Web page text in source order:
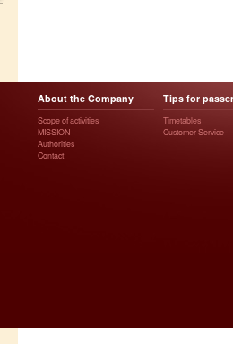
About the Company
Scope of activities
MISSION
Authorities
Contact
Tips for
Timetables
Customer Service